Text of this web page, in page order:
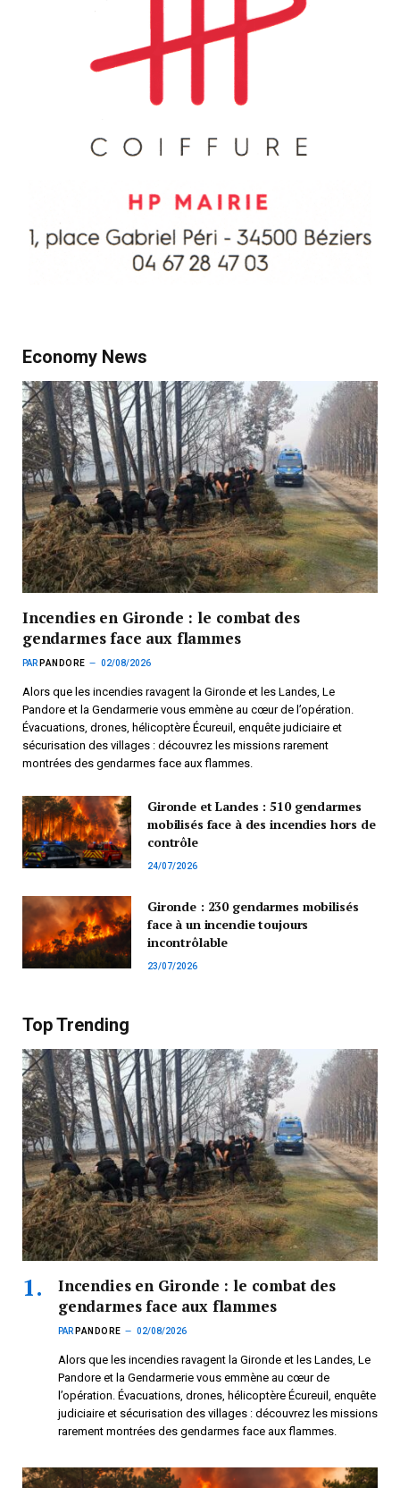
Economy News
Incendies en Gironde : le combat des
gendarmes face aux flammes
PAR PANDORE 02/08/2026
Alors que les incendies ravagent la Gironde et les Landes, Le
Pandore et la Gendarmerie vous emmène au cœur de l’opération.
Évacuations, drones, hélicoptère Écureuil, enquête judiciaire et
sécurisation des villages : découvrez les missions rarement
montrées des gendarmes face aux flammes.
Gironde et Landes : 510 gendarmes
mobilisés face à des incendies hors de
contrôle
24/07/2026
Gironde : 230 gendarmes mobilisés
face à un incendie toujours
incontrôlable
23/07/2026
Top Trending
Incendies en Gironde : le combat des
gendarmes face aux flammes
PAR PANDORE 02/08/2026
Alors que les incendies ravagent la Gironde et les Landes, Le
Pandore et la Gendarmerie vous emmène au cœur de
l’opération. Évacuations, drones, hélicoptère Écureuil, enquête
judiciaire et sécurisation des villages : découvrez les missions
rarement montrées des gendarmes face aux flammes.